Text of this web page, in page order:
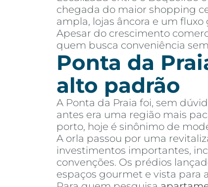
chegada do maior shopping
ampla, lojas âncora e um
Apesar do crescimento
quem busca conveniência
Ponta da
alto padrão
A Ponta da Praia foi, sem
antes era uma região mais
porto, hoje é sinônimo de
A orla passou por uma
investimentos importantes,
convenções. Os prédios
espaços gourmet e vista para